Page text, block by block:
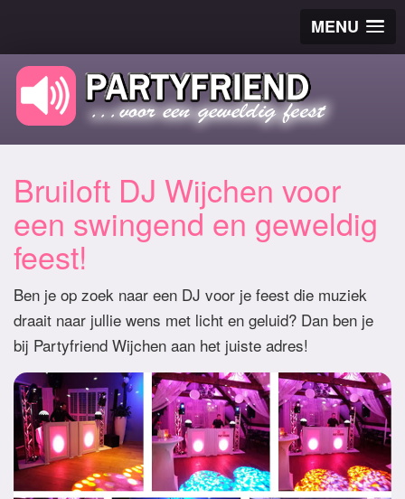
MENU
Bruiloft DJ Wijchen voor
een swingend en geweldig
feest!
Ben je op zoek naar een DJ voor je feest die muziek
draait naar jullie wens met licht en geluid? Dan ben je
bij Partyfriend Wijchen aan het juiste adres!